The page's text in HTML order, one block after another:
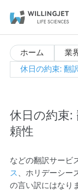
ホーム 業
休日の約束: 翻
休日の約束:
頼性
などの翻訳サービ
ス
、ホリデーシ
の言い訳にはなり